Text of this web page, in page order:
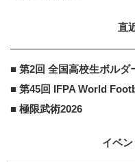
直
■ 第2回 全国高校生ボルダ
■ 第45回 IFPA World
■ 極限武術2026
イベ